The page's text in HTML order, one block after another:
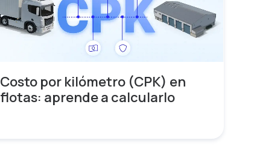
Costo por kilómetro (CPK) en
flotas: aprende a calcularlo